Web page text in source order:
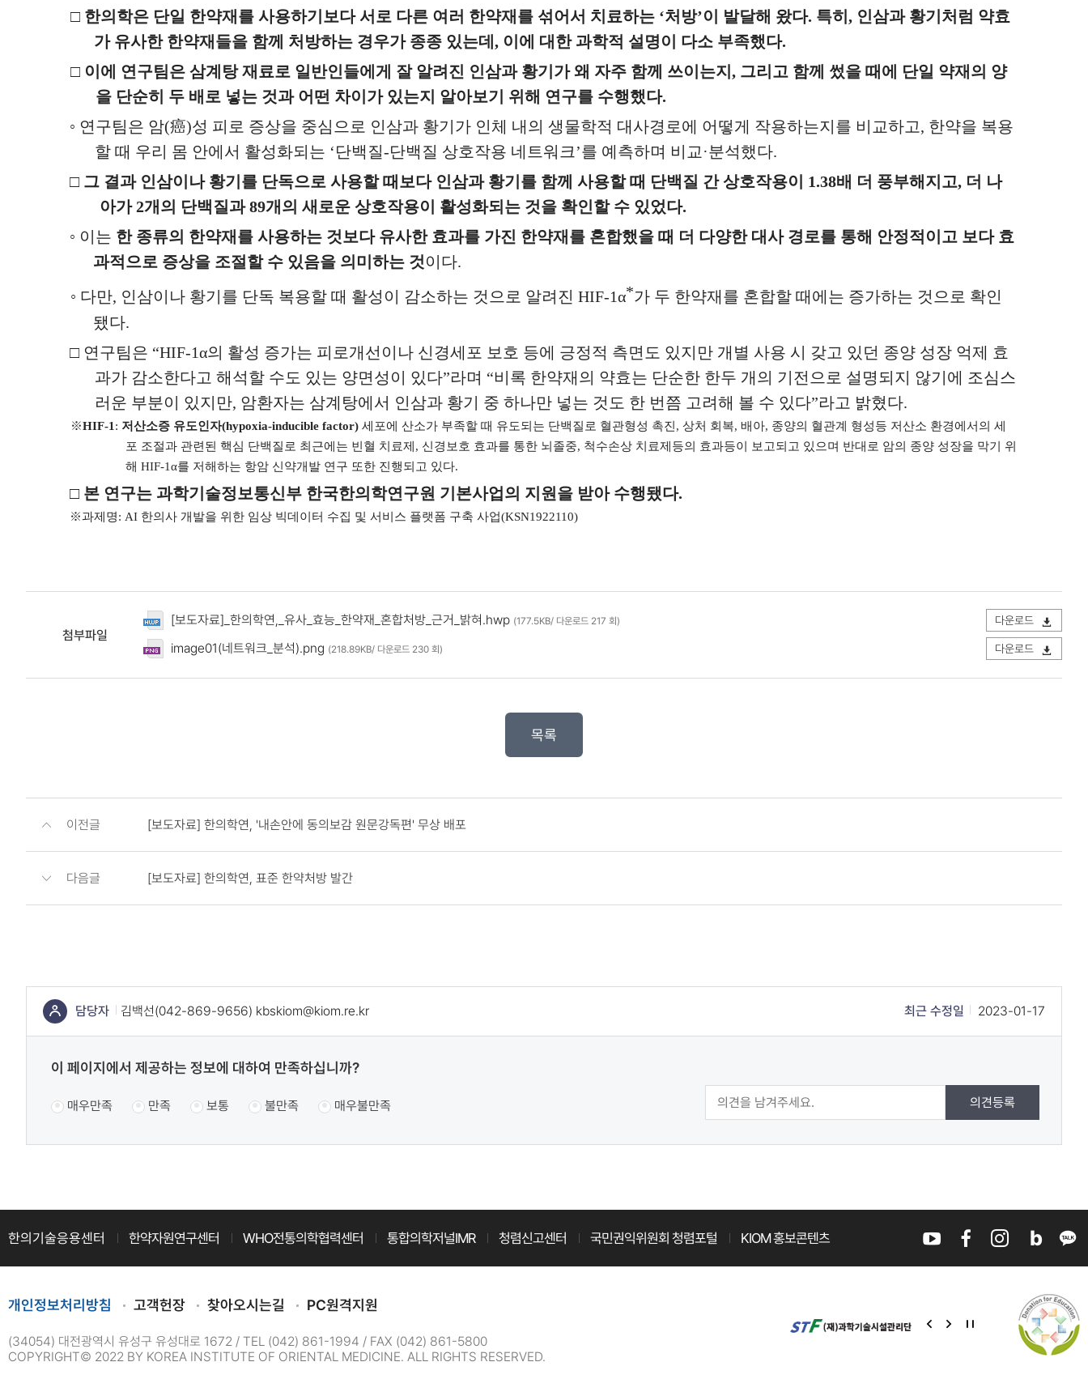
□ 한의학은 단일 한약재를 사용하기보다 서로 다른 여러 한약재를 섞어서 치료하는 ‘처방’이 발달해 왔다. 특히 , 인삼과 황기처럼 약효
가 유사한 한약재들을 함께 처방하는 경우가 종종 있는데 , 이에 대한 과학적 설명이 다소 부족했다.
□ 이에 연구팀은 삼계탕 재료로 일반인들에게 잘 알려진 인삼과 황기가 왜 자주 함께 쓰이는지 , 그리고 함께 썼을 때에 단일 약재의 양
을 단순히 두 배로 넣는 것과 어떤 차이가 있는지 알아보기 위해 연구를 수행했다.
◦ 연구팀은 암(癌)성 피로 증상을 중심으로 인삼과 황기가 인체 내의 생물학적 대사경로에 어떻게 작용하는지를 비교하고, 한약을 복용
할 때 우리 몸 안에서 활성화되는 ‘단백질-단백질 상호작용 네트워크’를 예측하며 비교 ·분석했다.
□ 그 결과 인삼이나 황기를 단독으로 사용할 때보다 인삼과 황기를 함께 사용할 때 단백질 간 상호작용이 1.38배 더 풍부해지고, 더 나
아가2개의 단백질과89개의 새로운 상호작용이 활성화되는 것을 확인할 수 있었다.
◦ 이는 한 종류의 한약재를 사용하는 것보다 유사한 효과를 가진 한약재를 혼합했을 때 더 다양한 대사 경로를 통해 안정적이고 보다 효
과적으로 증상을 조절할 수 있음을 의미하는 것이다.
◦ 다만, 인삼이나 황기를 단독 복용할 때 활성이 감소하는 것으로 알려진 HIF-1α*가 두 한약재를 혼합할 때에는 증가하는 것으로 확인
됐다.
□ 연구팀은 “HIF-1α의 활성 증가는 피로개선이나 신경세포 보호 등에 긍정적 측면도 있지만 개별 사용 시 갖고 있던 종양 성장 억제 효
과가 감소한다고 해석할 수도 있는 양면성이 있다”라며 “비록 한약재의 약효는 단순한 한두 개의 기전으로 설명되지 않기에 조심스
러운 부분이 있지만, 암환자는 삼계탕에서 인삼과 황기 중 하나만 넣는 것도 한 번쯤 고려해 볼 수 있다”라고 밝혔다.
※HIF-1 : 저산소증 유도인자(hypoxia-inducible factor) 세포에 산소가 부족할 때 유도되는 단백질로 혈관형성 촉진 , 상처 회복, 배아, 종양의 혈관계 형성등 저산소 환경에서의 세
포 조절과 관련된 핵심 단백질로 최근에는 빈혈 치료제 , 신경보호 효과를 통한 뇌졸중, 척수손상 치료제등의 효과등이 보고되고 있으며 반대로 암의 종양 성장을 막기 위
해 HIF-1α를 저해하는 항암 신약개발 연구 또한 진행되고 있다.
□ 본 연구는 과학기술정보통신부 한국한의학연구원 기본사업의 지원을 받아 수행됐다.
※과제명: AI 한의사 개발을 위한 임상 빅데이터 수집 및 서비스 플랫폼 구축 사업(KSN1922110)
첨부파일
[보도자료]_한의학연,_유사_효능_한약재_혼합처방_근거_밝혀.hwp (177.5KB/ 다운로드 217 회) 다운로드
image01(네트워크_분석).png (218.89KB/ 다운로드 230 회) 다운로드
목록
이전글 [보도자료] 한의학연, '내손안에 동의보감 원문강독편' 무상 배포
다음글 [보도자료] 한의학연, 표준 한약처방 발간
보
콘
텐
정
자
담당자 김백선(042-869-9656) kbskiom@kiom.re.kr 최근 수정일 2023-01-17
콘
츠
족
사
콘
츠
족
이 페이지에서 제공하는 정보에 대하여 만족하십니까?
매우만족 만족 보통 불만족 매우불만족 의견등록
한의기술응용센터 한약자원연구센터 WHO전통의학협력센터 통합의학저널IMR 청렴신고센터 국민권익위원회 청렴포털 KIOM 홍보콘텐츠
브
스
로
그
카
오
톡
개인정보처리방침 고객헌장 찾아오시는길 PC원격지원
(34054) 대전광역시 유성구 유성대로 1672 TEL (042) 861-1994
FAX (042) 861-5800
COPYRIGHT© 2022 BY KOREA INSTITUTE OF ORIENTAL MEDICINE. ALL RIGHTS RESERVED.
이
다